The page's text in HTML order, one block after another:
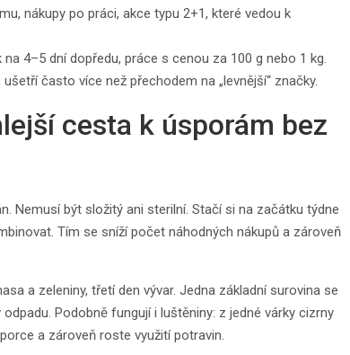
nákupy po práci, akce typu 2+1, které vedou k
4–5 dní dopředu, práce s cenou za 100 g nebo 1 kg.
často více než přechodem na „levnější“ značky.
cesta k úsporám bez
Nemusí být složitý ani sterilní. Stačí si na začátku týdne
Tím se sníží počet náhodných nákupů a zároveň
a zeleniny, třetí den vývar. Jedna základní surovina se
Podobně fungují i luštěniny: z jedné várky cizrny
a zároveň roste využití potravin.